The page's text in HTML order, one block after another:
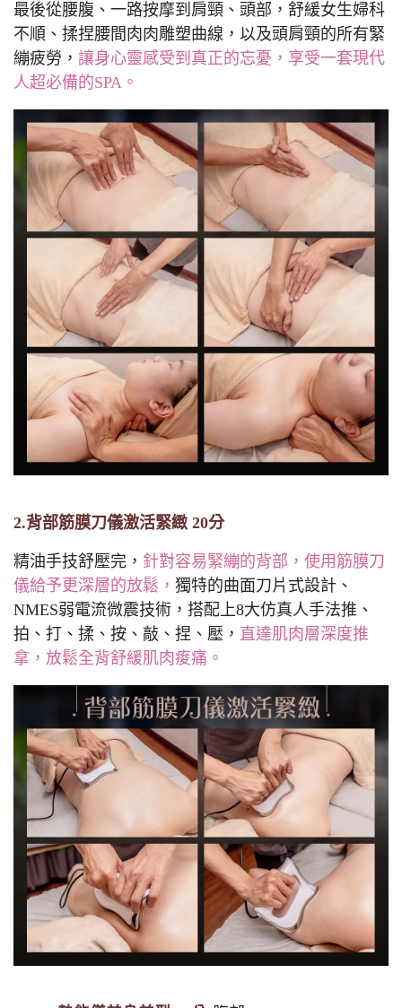
最後從腰腹、一路按摩到肩頸、頭部，舒緩女生婦科
不順、揉捏腰間肉肉雕塑曲線，以及頭肩頸的所有緊
繃疲勞， 讓身心靈感受到真正的忘憂，享受一套現代
人超必備的SPA。
2.背部筋膜刀儀激活緊緻 20分
精油手技舒壓完， 針對容易緊繃的背部，使用筋膜刀
儀給予更深層的放鬆， 獨特的曲面刀片式設計、
NMES弱電流微震技術，搭配上8大仿真人手法推、
拍、打、揉、按、敲、捏、壓， 直達肌肉層深度推
拿，放鬆全背舒緩肌肉痠痛。